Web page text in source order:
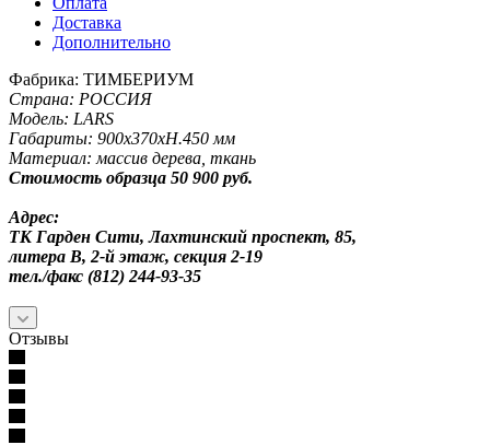
Доставка
Дополнительно
Фабрика: ТИМБЕРИУМ
Страна: РОССИЯ
Модель: LARS
Габариты: 900х370хН.450 мм
Материал: массив дерева, ткань
Стоимость образца 50 900 руб.
Адрес:
ТК Гарден Сити, Лахтинский проспект, 85,
литера В, 2-й этаж, секция 2-19
тел./факс (812) 244-93-35
Отзывы